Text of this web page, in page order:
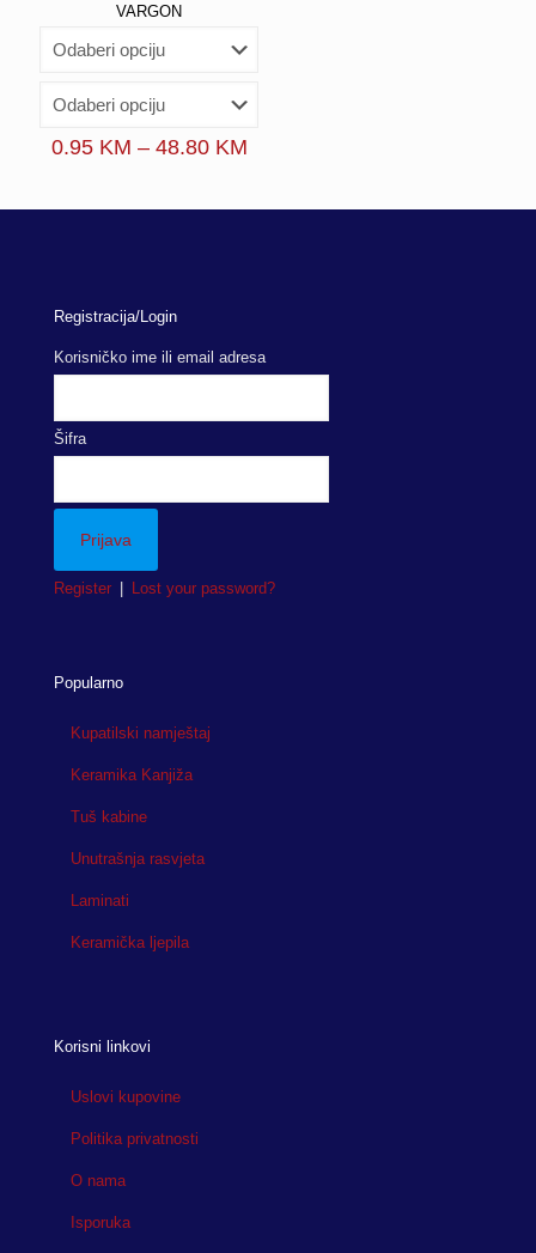
VARGON
0.95 KM – 48.80 KMPrice
through
Registracija/Login
Korisničko ime ili email adresa
Šifra
Register Lost your password?
Popularno
Kupatilski namještaj
Keramika Kanjiža
Tuš kabine
Unutrašnja rasvjeta
Laminati
Keramička ljepila
Korisni linkovi
Uslovi kupovine
Politika privatnosti
O nama
Isporuka